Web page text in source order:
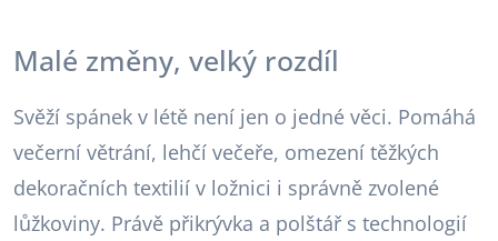
Malé změny, velký rozdíl
Svěží spánek v létě není jen o jedné věci. Pomáhá
večerní větrání, lehčí večeře, omezení těžkých
dekoračních textilií v ložnici i správně zvolené
lůžkoviny. Právě přikrývka a polštář s technologií